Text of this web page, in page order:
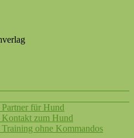
für Hund
Kontakt zum Hund
ohne Kommandos